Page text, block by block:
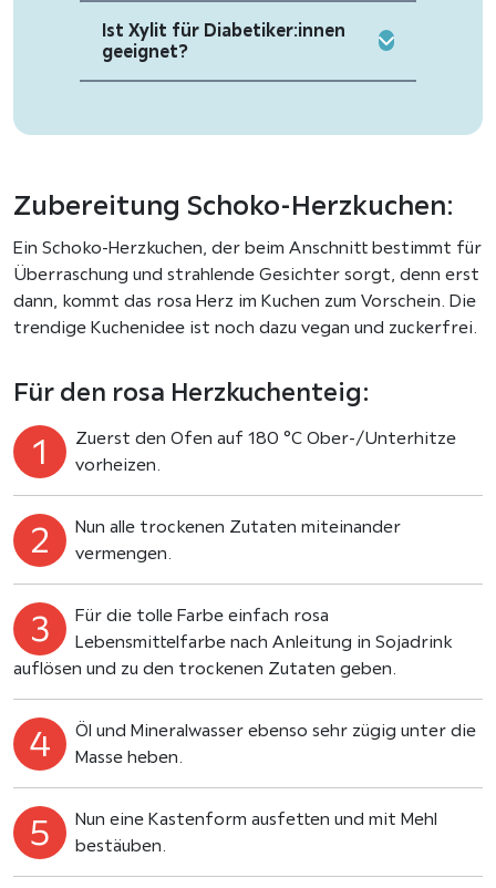
Ist Xylit für Diabetiker:innen
geeignet?
Zubereitung Schoko-Herzkuchen:
Ein Schoko-Herzkuchen, der beim Anschnitt bestimmt für
Überraschung und strahlende Gesichter sorgt, denn erst
dann, kommt das rosa Herz im Kuchen zum Vorschein. Die
trendige Kuchenidee ist noch dazu vegan und zuckerfrei.
Für den rosa Herzkuchenteig:
Zuerst den Ofen auf 180 °C Ober-/Unterhitze
vorheizen.
Nun alle trockenen Zutaten miteinander
vermengen.
Für die tolle Farbe einfach rosa
Lebensmittelfarbe nach Anleitung in Sojadrink
auflösen und zu den trockenen Zutaten geben.
Öl und Mineralwasser ebenso sehr zügig unter die
Masse heben.
Nun eine Kastenform ausfetten und mit Mehl
bestäuben.